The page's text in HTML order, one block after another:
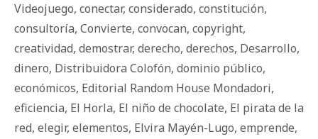
Videojuego, conectar, considerado, constitución,
consultoría, Convierte, convocan, copyright,
creatividad, demostrar, derecho, derechos, Desarrollo,
dinero, Distribuidora Colofón, dominio público,
económicos, Editorial Random House Mondadori,
eficiencia, El Horla, El niño de chocolate, El pirata de la
red, elegir, elementos, Elvira Mayén-Lugo, emprende,